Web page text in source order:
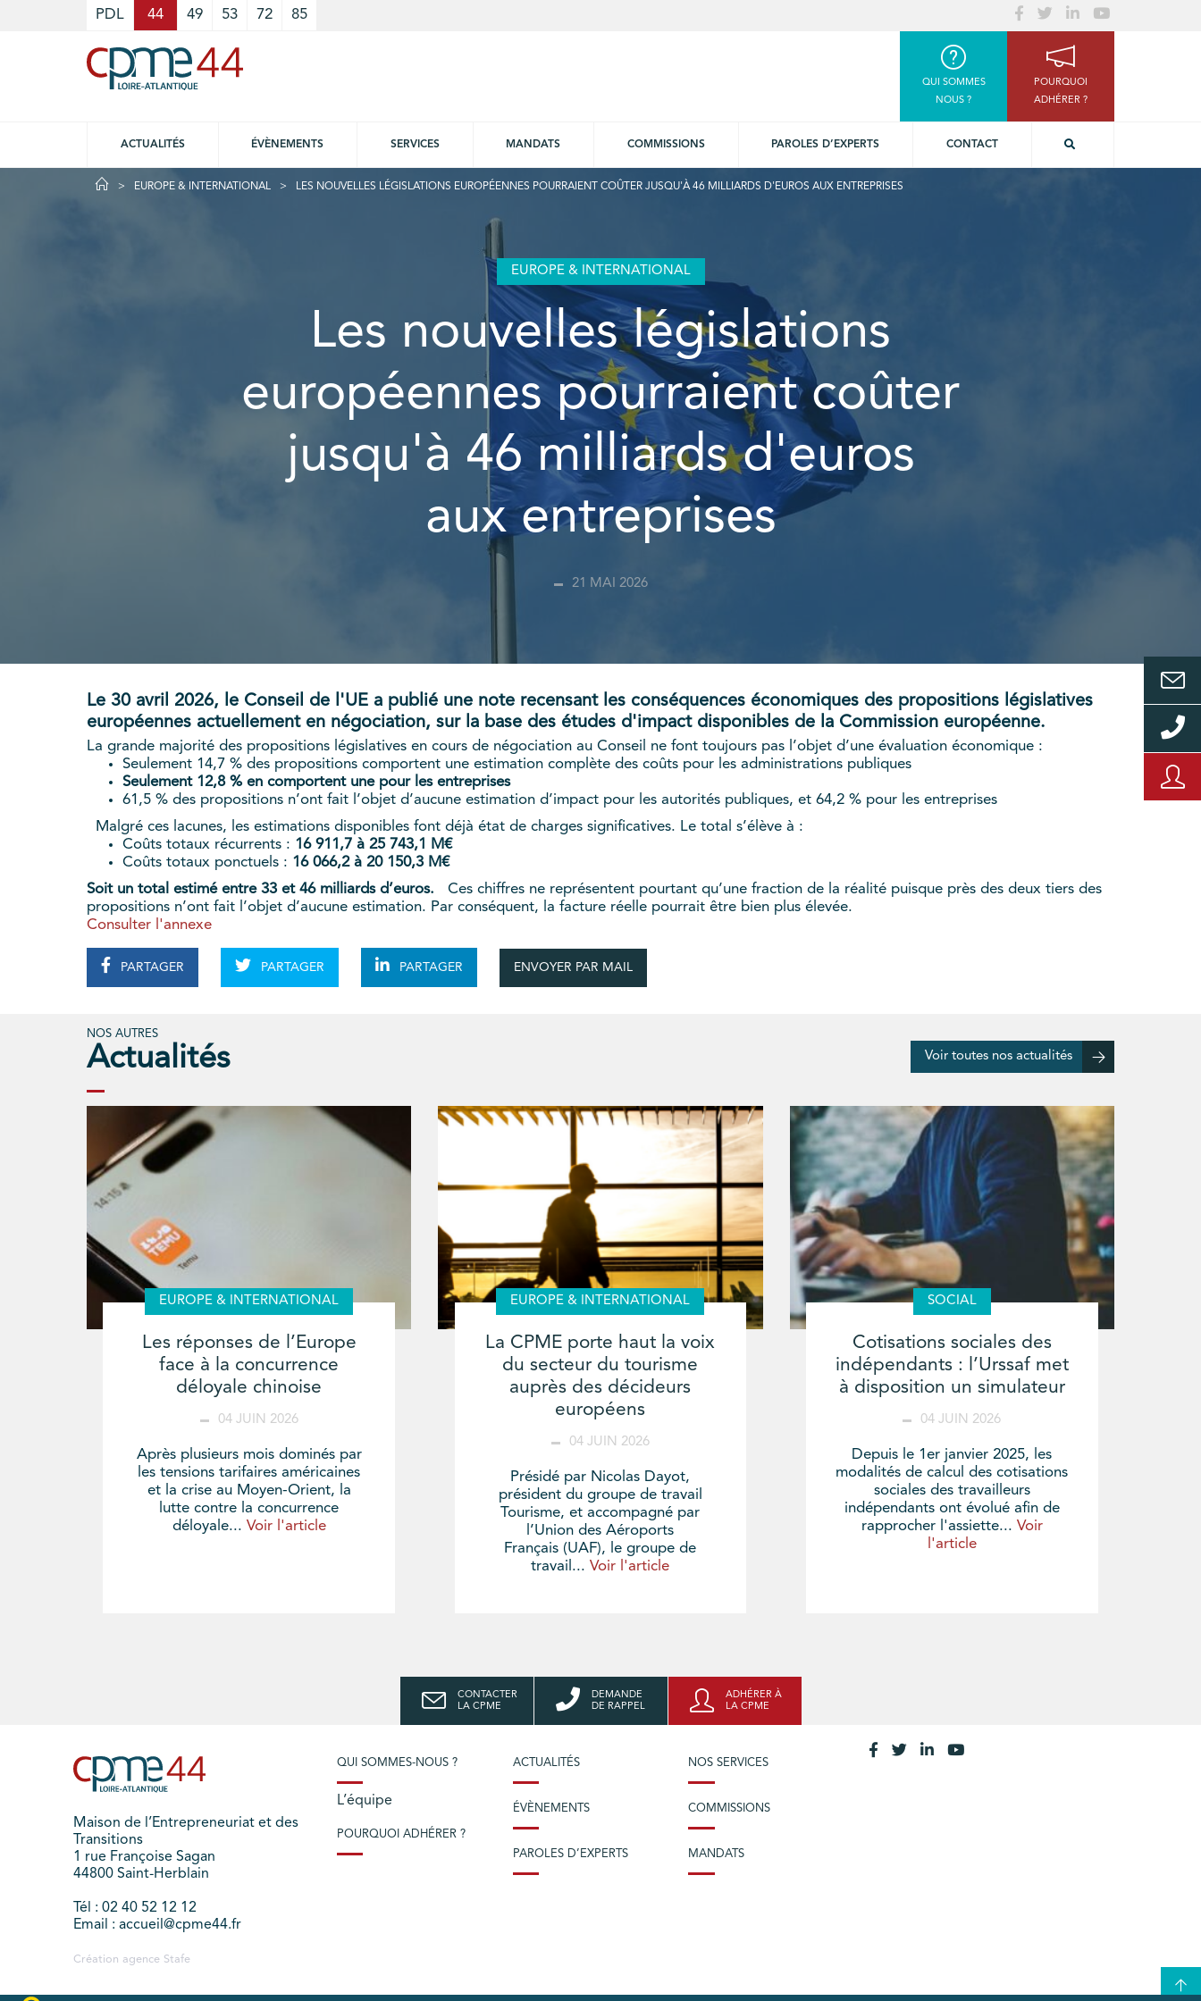
PDL 44 49 53 72 85
QUI SOMMES
NOUS ?
POURQUOI
ADHÉRER ?
ACTUALITÉS ÉVÈNEMENTS SERVICES MANDATS COMMISSIONS PAROLES D’EXPERTS CONTACT
EUROPE & INTERNATIONAL LES NOUVELLES LÉGISLATIONS EUROPÉENNES POURRAIENT COÛTER JUSQU'À 46 MILLIARDS D'EUROS AUX ENTREPRISES
EUROPE & INTERNATIONAL
Les nouvelles législations
européennes pourraient coûter
jusqu'à 46 milliards d'euros
aux entreprises
21 MAI 2026
Le 30 avril 2026, le Conseil de l'UE a publié une note recensant les conséquences économiques des propositions législatives
européennes actuellement en négociation, sur la base des études d'impact disponibles de la Commission européenne.
La grande majorité des propositions législatives en cours de négociation au Conseil ne font toujours pas l’objet d’une évaluation économique :
Seulement 14,7 % des propositions comportent une estimation complète des coûts pour les administrations publiques
Seulement 12,8 % en comportent une pour les entreprises
61,5 % des propositions n’ont fait l’objet d’aucune estimation d’impact pour les autorités publiques, et 64,2 % pour les entreprises
Malgré ces lacunes, les estimations disponibles font déjà état de charges significatives. Le total s’élève à :
Coûts totaux récurrents : 16 911,7 à 25 743,1 M€
Coûts totaux ponctuels : 16 066,2 à 20 150,3 M€
Soit un total estimé entre 33 et 46 milliards d’euros. Ces chiffres ne représentent pourtant qu’une fraction de la réalité puisque près des deux tiers des
propositions n’ont fait l’objet d’aucune estimation. Par conséquent, la facture réelle pourrait être bien plus élevée.
Consulter l'annexe
PARTAGER PARTAGER PARTAGER ENVOYER PAR MAIL
NOS AUTRES
Actualités Voir toutes nos actualités
EUROPE & INTERNATIONAL
Les réponses de l’Europe
face à la concurrence
déloyale chinoise
04 JUIN 2026
Après plusieurs mois dominés par
les tensions tarifaires américaines
et la crise au Moyen-Orient, la
lutte contre la concurrence
déloyale... Voir l'article
EUROPE & INTERNATIONAL
La CPME porte haut la voix
du secteur du tourisme
auprès des décideurs
européens
04 JUIN 2026
Présidé par Nicolas Dayot,
président du groupe de travail
Tourisme, et accompagné par
l’Union des Aéroports
Français (UAF), le groupe de
travail...Voir l'article
SOCIAL
Cotisations sociales des
indépendants : l’Urssaf met
à disposition un simulateur
04 JUIN 2026
Depuis le 1er janvier 2025, les
modalités de calcul des cotisations
sociales des travailleurs
indépendants ont évolué afin de
rapprocher l'assiette... Voir
l'article
CONTACTER
LA CPME
DEMANDE
DE RAPPEL
ADHÉRER À
LA CPME
Maison de l’Entrepreneuriat et des
Transitions
1 rue Françoise Sagan
44800 Saint-Herblain
Tél : 02 40 52 12 12
Email : accueil@cpme44.fr
Création agence Stafe
QUI SOMMES-NOUS ?
L’équipe
POURQUOI ADHÉRER ?
ACTUALITÉS
ÉVÈNEMENTS
PAROLES D’EXPERTS
NOS SERVICES
COMMISSIONS
MANDATS
Cookies management panel